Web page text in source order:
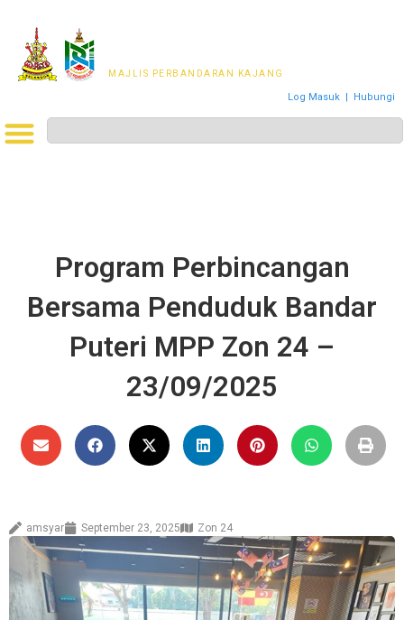
MAJLIS PERBANDARAN KAJANG
Log Masuk | Hubungi
Program Perbincangan
Bersama Penduduk Bandar
Puteri MPP Zon 24 –
23/09/2025
amsyar September 23, 2025 Zon 24